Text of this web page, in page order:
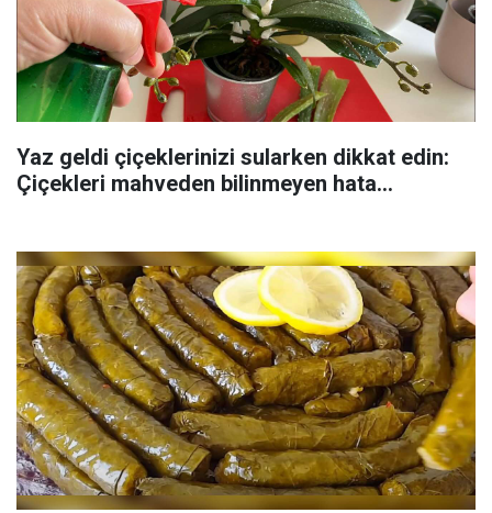
Yaz geldi çiçeklerinizi sularken dikkat edin:
Çiçekleri mahveden bilinmeyen hata...